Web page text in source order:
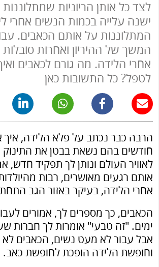
לצד כל אותן הריוניות
ישנה עלייה בכמות הנשים אחרי
המתלוננות על אותם הכאבים.
המשך של ההיריון ואחרות
אחרי הלידה. מה גורם לכאבים
לטפל? כל התשובות כאן
הרבה כבר נכתב על פלא הלידה,
חודשים בהם נשאת בבטן את התינוק
לאוויר העולם ונותן לך תפקיד
אותם רגעים מאושרים, רבות
אחרי הלידה, בעיקר באזור הגב
הכאבים, כך מספרים לך, אמורים
ימים. "זה טבעי" אומרות לך חברות
אבל עבור לא מעט נשים, הכאבים לא
וחופשת הלידה הופכת לחופשת כאב.